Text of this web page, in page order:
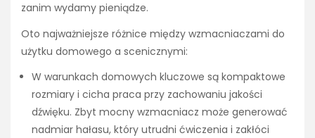
zanim wydamy pieniądze.
Oto najważniejsze różnice między wzmacniaczami do
użytku domowego a scenicznymi:
W warunkach domowych kluczowe są kompaktowe
rozmiary i cicha praca przy zachowaniu jakości
dźwięku. Zbyt mocny wzmacniacz może generować
nadmiar hałasu, który utrudni ćwiczenia i zakłóci